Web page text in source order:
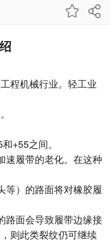
程机械行业。轻工业
+55之间。
速履带的老化。在这种
等）的路面将对橡胶履
路面会导致履带边缘接
则此类裂纹仍可继续